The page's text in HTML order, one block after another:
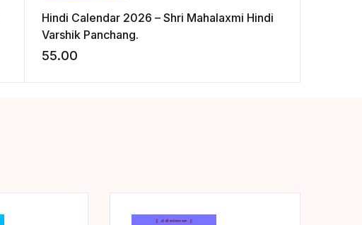
Add to wishlist
Hindi Calendar 2026 – Shri Mahalaxmi Hindi
Varshik Panchang.
55.00